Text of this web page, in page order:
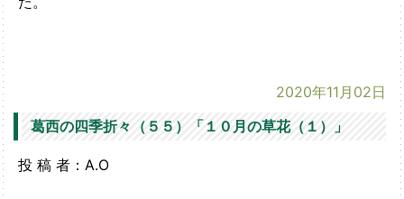
2020年11月02日
葛西の四季折々（５５）「１０月の草花（１）」
投 稿 者：A.O